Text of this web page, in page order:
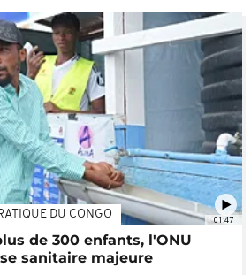
01:47
DU CONGO
de 300 enfants, l'ONU
sanitaire majeure